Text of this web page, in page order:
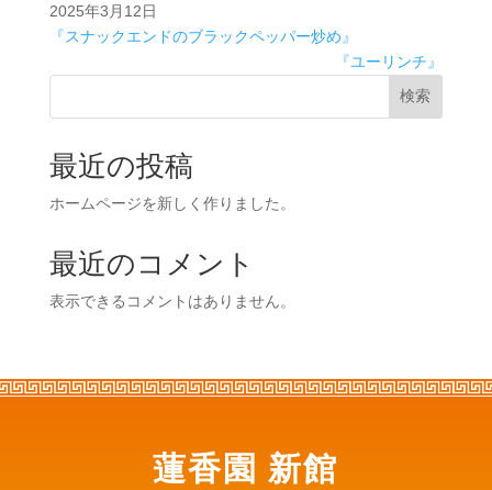
2025年3月12日
『スナックエンドのブラックペッパー炒め』
『ユーリンチ』
検索
最近の投稿
ホームページを新しく作りました。
最近のコメント
表示できるコメントはありません。
蓮香園 新館